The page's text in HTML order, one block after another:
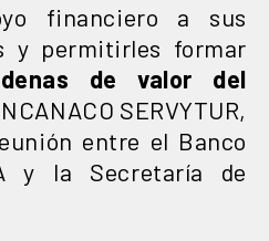
financiero a sus
y permitirles formar
de valor del
SERVYTUR,
entre el Banco
y la Secretaría de